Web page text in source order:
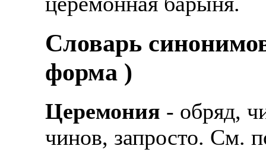
Cловарь
форма )
Церемония - обряд,
чинов, запросто. См.